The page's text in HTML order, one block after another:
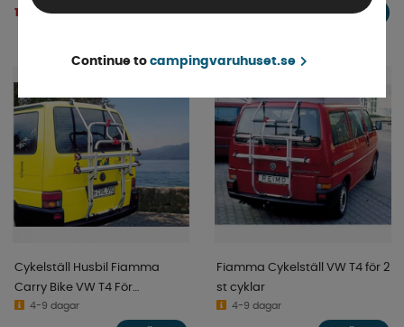
17 895 kr KÖP! 18 990 kr KÖP!
Cykelställ Husbil Fiamma
Carry Bike VW T4 För
Baklucka
4-9 dagar
Fiamma Cykelställ VW T4 för 2
st cyklar
4-9 dagar
Continue to campingvaruhuset.se